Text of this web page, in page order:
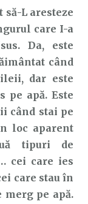
L aresteze
care I-a
Da, este
când
dar este
pe apă. Este
când stai pe
loc aparent
tipuri de
cei care ies
care stau în
merg pe apă.